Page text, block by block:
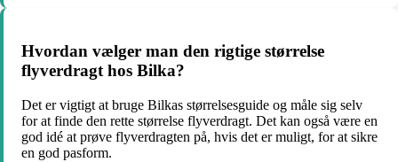
Hvordan vælger man den rigtige størrelse
flyverdragt hos Bilka?
Det er vigtigt at bruge Bilkas størrelsesguide og måle sig selv
for at finde den rette størrelse flyverdragt. Det kan også være en
god idé at prøve flyverdragten på, hvis det er muligt, for at sikre
en god pasform.